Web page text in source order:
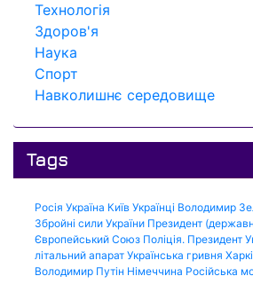
Технологія
Здоров'я
Наука
Спорт
Навколишнє середовище
Tags
Росія Україна Київ Українці Володимир
Збройні сили України Президент
Європейський Союз Поліція. Президент
літальний апарат Українська гривня
Володимир Путін Німеччина Російська